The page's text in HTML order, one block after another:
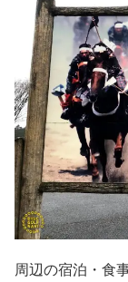
周辺の宿泊・食